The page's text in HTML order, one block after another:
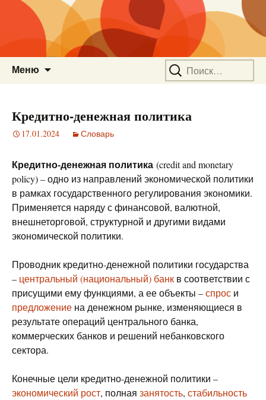
Меню Найти:
Кредитно-денежная политика
17.01.2024 Словарь
Кредитно-денежная политика (creditand monetary
policy) – одно из направлений экономической политики
в рамках государственного регулирования экономики.
Применяется наряду с финансовой, валютной,
внешнеторговой, структурной и другими видами
экономической политики.
Проводник кредитно-денежной политики государства
– центральный (национальный) банк в соответствии с
присущими ему функциями, а ее объекты –спрос и
предложение на денежном рынке, изменяющиеся в
результате операций центрального банка,
коммерческих банков и решений небанковского
сектора.
Конечные цели кредитно-денежной политики –
экономический рост, полная занятость, стабильность